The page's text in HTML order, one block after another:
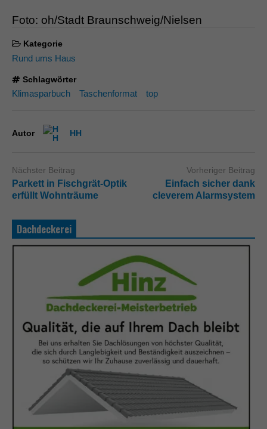
Foto: oh/Stadt Braunschweig/Nielsen
Kategorie
Rund ums Haus
Schlagwörter
Klimasparbuch Taschenformat top
Autor HH
Nächster Beitrag
Parkett in Fischgrät-Optik
erfüllt Wohnträume
Vorheriger Beitrag
Einfach sicher dank
cleverem Alarmsystem
Dachdeckerei